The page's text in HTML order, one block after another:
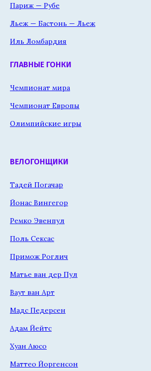
Париж — Рубе
Льеж — Бастонь — Льеж
Иль Ломбардия
ГЛАВНЫЕ ГОНКИ
Чемпионат мира
Чемпионат Европы
Олимпийские игры
ВЕЛОГОНЩИКИ
Тадей Погачар
Йонас Вингегор
Ремко Эвенпул
Поль Сексас
Примож Роглич
Матье ван дер Пул
Ваут ван Арт
Мадс Педерсен
Адам Йейтс
Хуан Аюсо
Маттео Йоргенсон